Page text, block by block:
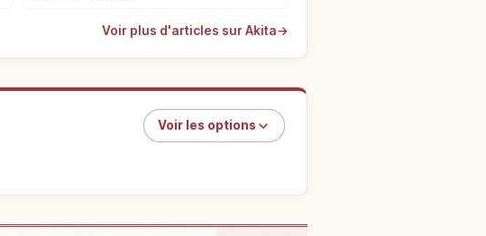
Voir plus d'articles sur Akita→
Voir les options